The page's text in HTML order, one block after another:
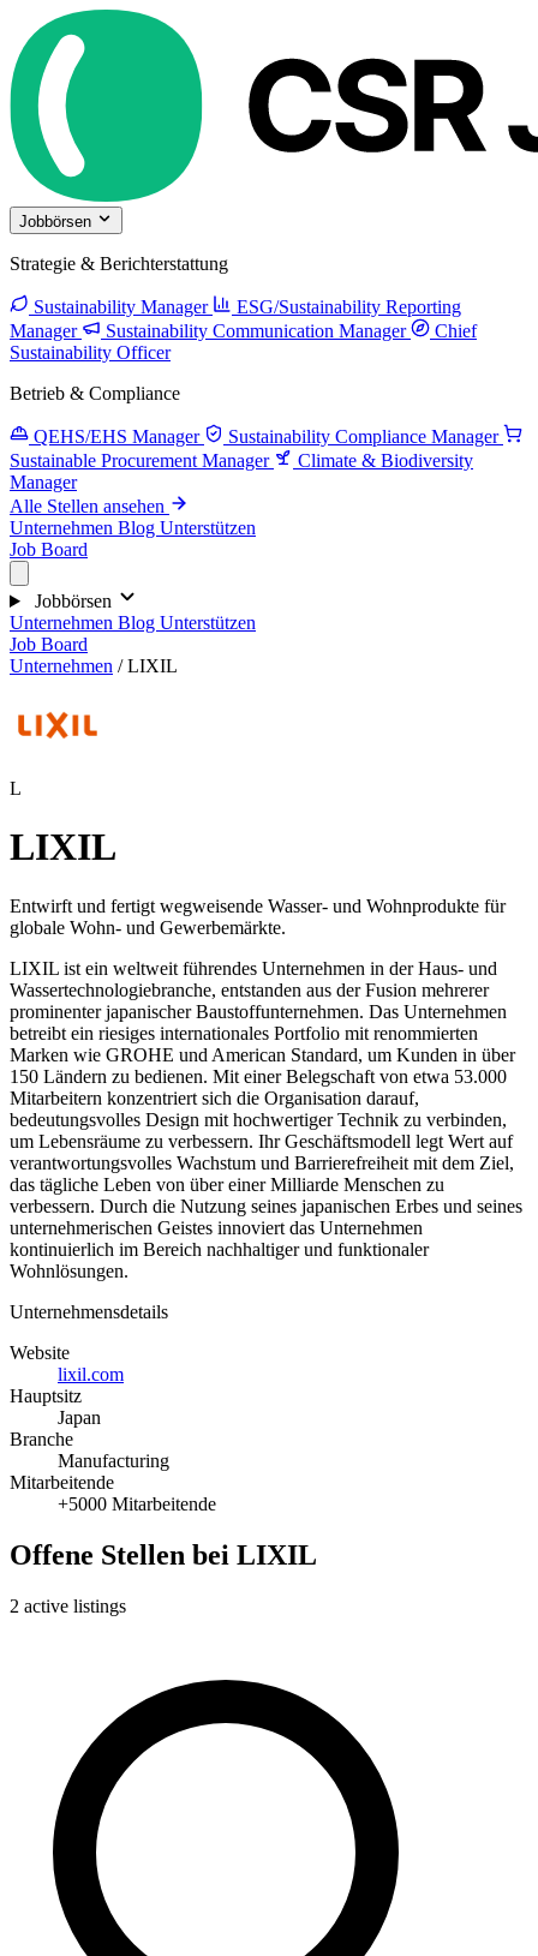
Jobbörsen
Strategie & Berichterstattung
Sustainability Manager
ESG/Sustainability Reporting
Manager
Sustainability Communication Manager
Chief
Sustainability Officer
Betrieb & Compliance
QEHS/EHS Manager
Sustainability Compliance Manager
Sustainable Procurement Manager
Climate & Biodiversity
Manager
Alle Stellen ansehen
Unternehmen Blog Unterstützen
Job Board
Jobbörsen
Unternehmen Blog Unterstützen
Job Board
Unternehmen / LIXIL
L
LIXIL
Entwirft und fertigt wegweisende Wasser- und Wohnprodukte für
globale Wohn- und Gewerbemärkte.
LIXIL ist ein weltweit führendes Unternehmen in der Haus- und
Wassertechnologiebranche, entstanden aus der Fusion mehrerer
prominenter japanischer Baustoffunternehmen. Das Unternehmen
betreibt ein riesiges internationales Portfolio mit renommierten
Marken wie GROHE und American Standard, um Kunden in über
150 Ländern zu bedienen. Mit einer Belegschaft von etwa 53.000
Mitarbeitern konzentriert sich die Organisation darauf,
bedeutungsvolles Design mit hochwertiger Technik zu verbinden,
um Lebensräume zu verbessern. Ihr Geschäftsmodell legt Wert auf
verantwortungsvolles Wachstum und Barrierefreiheit mit dem Ziel,
das tägliche Leben von über einer Milliarde Menschen zu
verbessern. Durch die Nutzung seines japanischen Erbes und seines
unternehmerischen Geistes innoviert das Unternehmen
kontinuierlich im Bereich nachhaltiger und funktionaler
Wohnlösungen.
Unternehmensdetails
Website
lixil.com
Hauptsitz
Japan
Branche
Manufacturing
Mitarbeitende
+5000 Mitarbeitende
Offene Stellen bei LIXIL
2 active listings